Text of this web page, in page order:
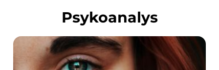
Psykoanalys